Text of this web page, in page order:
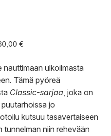
€
nauttimaan ulkoilmasta
Tämä pyöreä
Classic-sarjaa, joka on
jo
kutsuu tasavertaiseen
tunnelman niin rehevään